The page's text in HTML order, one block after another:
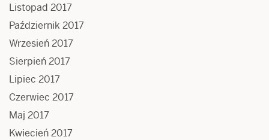
Listopad 2017
Październik 2017
Wrzesień 2017
Sierpień 2017
Lipiec 2017
Czerwiec 2017
Maj 2017
Kwiecień 2017